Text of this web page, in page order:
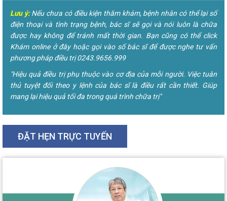
Lưu ý:Nếu chưa có điều kiện thăm khám, bệnh nhân có thể lại số
điện thoại và tình trạng bệnh, bác sĩ sẽ gọi và nói luôn là chữa
được hay không để tránh mất thời gian. Bạn cũng có thể click
Khám online ở đây hoặc gọi vào số bác sĩ để được nghe tư vấn
phương pháp điều trị 0243.9656.999
"Hiệu quả điều trị phụ thuộc vào cơ địa của mỗi người. Việc tuân
thủ tuyệt đối theo y lệnh của bác sĩ là điều rất cần thiết. Giúp
mang lại hiệu quả tối đa trong quá trình chữa trị"
ĐẶT HẸN TRỰC TUYẾN